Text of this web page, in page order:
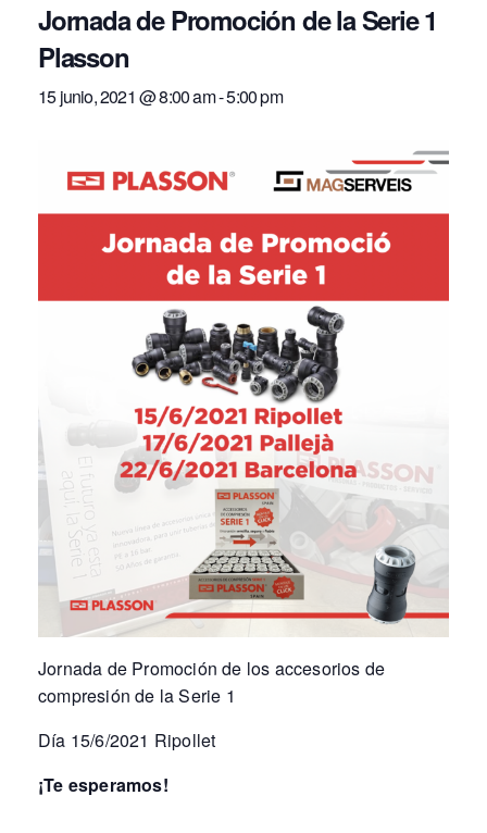
Jornada de Promoción de la Serie 1
Plasson
15 junio, 2021 @ 8:00 am-5:00 pm
Jornada de Promoción de los accesorios de
compresión de la Serie 1
Día 15/6/2021 Ripollet
¡Te esperamos!